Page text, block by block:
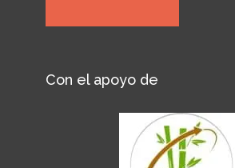
Con el apoyo de